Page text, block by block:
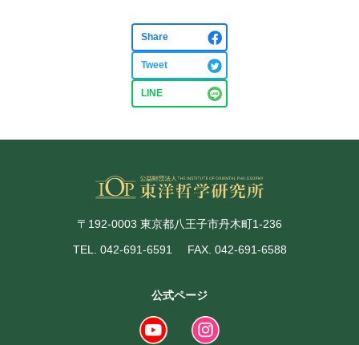
Share
Tweet
LINE
〒192-0003 東京都八王子市丹木町1-236
TEL. 042-691-6591
FAX. 042-691-6588
公式ページ